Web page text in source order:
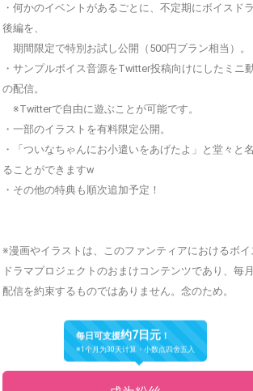
・何かのイベントがあるごとに、不定期にボイスド
後編を、
期間限定で特別お試し公開（500円プラン相当）。
・サンプルボイス音源をTwitter投稿向けにしたミニ
の配信。
※Twitterで自由に遊ぶことが可能です。
・一部のイラストを有料限定公開。
・「ついなちゃんにお小遣いをあげたよ」と堂々と
ることができますw
・その他の特典も順次追加予定！
※漫画やイラストは、このファンティアにおけるボイ
ドラマプロジェクトのおまけコンテンツであり、毎
配信を約束するものではありません。念のため。
每日可支援约7日元！
※1个月为30天计算・小数点四舍五入